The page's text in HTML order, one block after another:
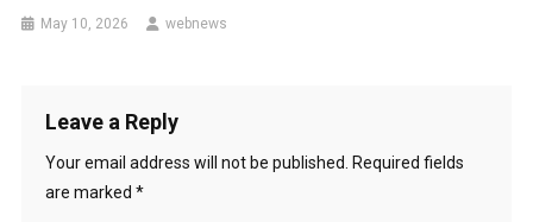
May 10, 2026 webnews
Leave a Reply
Your email address will not be published.
Required fields
are marked *